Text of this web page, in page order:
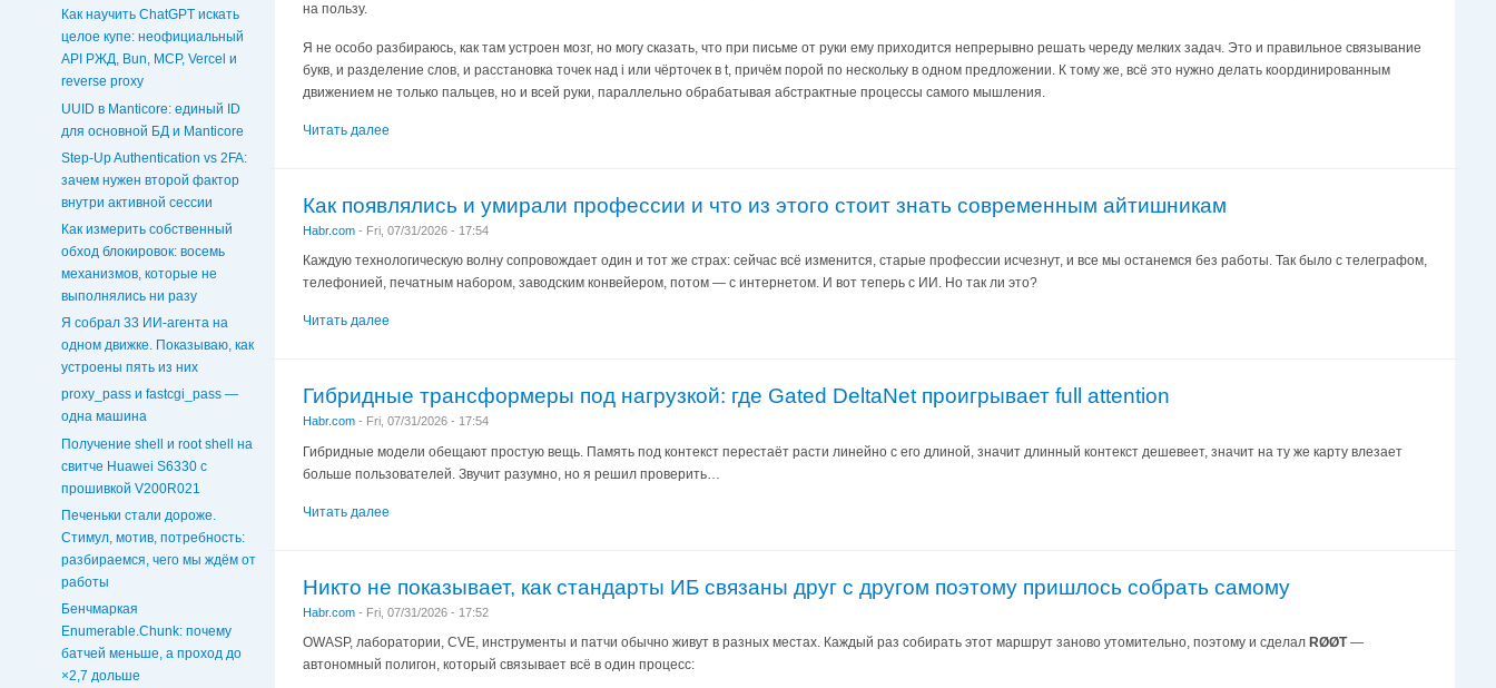
Как научить ChatGPT искать
целое купе: неофициальный
API РЖД, Bun, MCP, Vercel и
reverse proxy
UUID в Manticore: единый ID
для основной БД и Manticore
Step-Up Authentication vs 2FA:
зачем нужен второй фактор
внутри активной сессии
Как измерить собственный
обход блокировок: восемь
механизмов, которые не
выполнялись ни разу
Я собрал 33 ИИ-агента на
одном движке. Показываю, как
устроены пять из них
proxy_pass и fastcgi_pass —
одна машина
Получение shell и root shell на
свитче Huawei S6330 с
прошивкой V200R021
Печеньки стали дороже.
Стимул, мотив, потребность:
разбираемся, чего мы ждём от
работы
Бенчмаркая
Enumerable.Chunk: почему
батчей меньше, а проход до
×2,7 дольше
на пользу.
Я не особо разбираюсь, как там устроен мозг, но могу сказать, что при письме от руки ему приходится непрерывно решать череду мелких задач. Это и правильное связывание
букв, и разделение слов, и расстановка точек над i или чёрточек в t, причём порой по нескольку в одном предложении. К тому же, всё это нужно делать координированным
движением не только пальцев, но и всей руки, параллельно обрабатывая абстрактные процессы самого мышления.
Читать далее
Как появлялись и умирали профессии и что из этого стоит знать современным айтишникам
Habr.com - Fri, 07/31/2026 - 17:54
Каждую технологическую волну сопровождает один и тот же страх: сейчас всё изменится, старые профессии исчезнут, и все мы останемся без работы. Так было с телеграфом,
телефонией, печатным набором, заводским конвейером, потом — с интернетом. И вот теперь с ИИ. Но так ли это?
Читать далее
Гибридные трансформеры под нагрузкой: где Gated DeltaNet проигрывает full attention
Habr.com - Fri, 07/31/2026 - 17:54
Гибридные модели обещают простую вещь. Память под контекст перестаёт расти линейно с его длиной, значит длинный контекст дешевеет, значит на ту же карту влезает
больше пользователей. Звучит разумно, но я решил проверить…
Читать далее
Никто не показывает, как стандарты ИБ связаны друг с другом поэтому пришлось собрать самому
Habr.com - Fri, 07/31/2026 - 17:52
OWASP, лаборатории, CVE, инструменты и патчи обычно живут в разных местах. Каждый раз собирать этот маршрут заново утомительно, поэтому и сделал RØØT—
автономный полигон, который связывает всё в один процесс: